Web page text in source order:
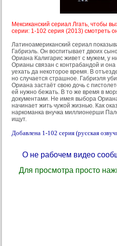
Мексиканский сериал Лгать, чтобы
серии: 1-102 серия (2013) смотреть
Латиноамериканский сериал
Габриэль. Он воспитывает двоих
Ориана Калигарис живет с мужем, у
Орианы связан с контрабандой и
уехать да некоторое время. В
но случается страшное. Габриэля
Ориана застаёт свою дочь с
ей нужно бежать. В то же время в
документами. Не имея выбора
начинает жить чужой жизнью. Как
наркоманка внучка миллионерши
ищут.
Добавлена 1-102 серия (русская
О не рабочем видео
Для просмотра просто